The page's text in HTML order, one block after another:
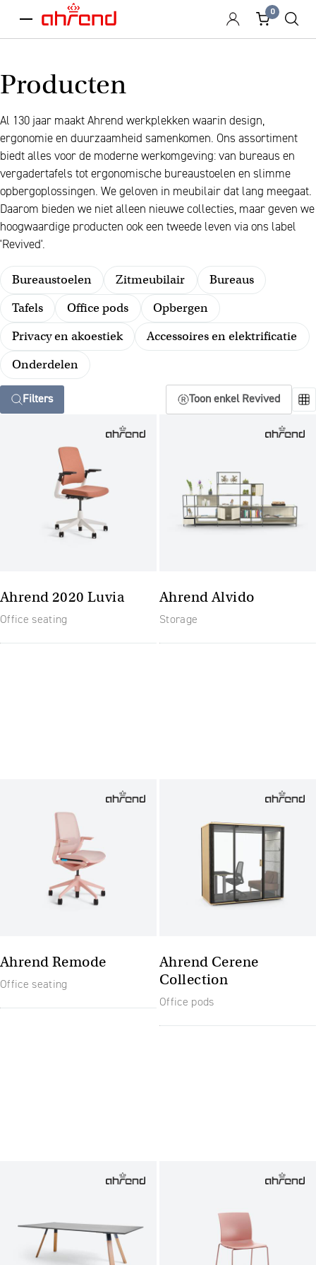
menu
0
Producten
Al 130 jaar maakt Ahrend werkplekken waarin design,
ergonomie en duurzaamheid samenkomen. Ons assortiment
biedt alles voor de moderne werkomgeving: van bureaus en
vergadertafels tot ergonomische bureaustoelen en slimme
opbergoplossingen. We geloven in meubilair dat lang meegaat.
Daarom bieden we niet alleen nieuwe collecties, maar geven we
hoogwaardige producten ook een tweede leven via ons label
'Revived'.
Bureaustoelen Zitmeubilair
Bureaus
Tafels
Office pods
Opbergen
Privacy en akoestiek
Accessoires en elektrificatie
Onderdelen
Filters Toon enkel Revived
Ahrend 2020 Luvia
Office seating
Ahrend Alvido
Storage
Ahrend Remode
Office seating
Ahrend Cerene
Collection
Office pods